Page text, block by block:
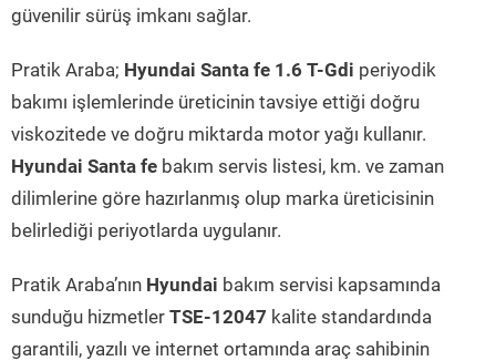
güvenilir sürüş imkanı sağlar.
Pratik Araba; Hyundai Santa fe 1.6 T-Gdi periyodik
bakımı işlemlerinde üreticinin tavsiye ettiği doğru
viskozitede ve doğru miktarda motor yağı kullanır.
Hyundai Santa fe bakım servis listesi, km. ve zaman
dilimlerine göre hazırlanmış olup marka üreticisinin
belirlediği periyotlarda uygulanır.
Pratik Araba’nın Hyundai bakım servisi kapsamında
sunduğu hizmetler TSE-12047 kalite standardında
garantili, yazılı ve internet ortamında araç sahibinin